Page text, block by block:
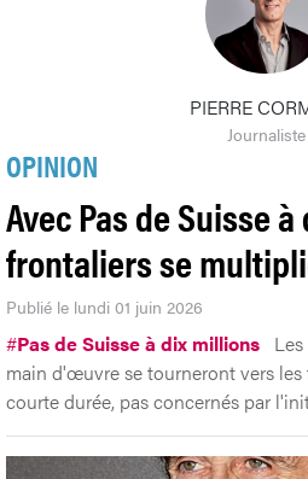
PIERRE
Journaliste
OPINION
Avec Pas de Suisse
frontaliers se
Publié le lundi 01 juin 2026
#Pas de Suisse à dix millions
main d'œuvre se tourneront vers
courte durée, pas concernés par